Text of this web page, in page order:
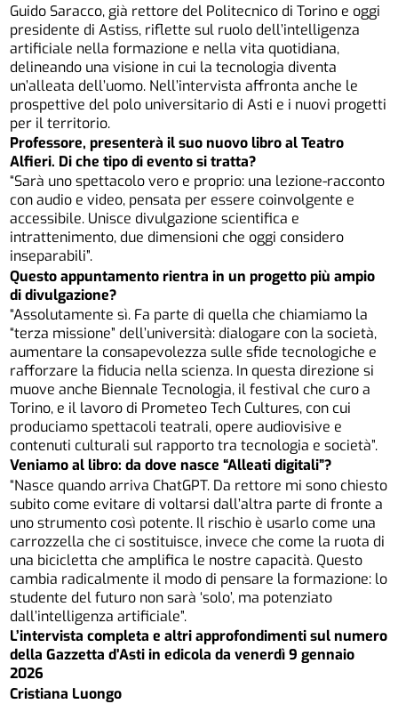
Guido Saracco, già rettore del Politecnico di Torino e oggi
presidente di Astiss, riflette sul ruolo dell’intelligenza
artificiale nella formazione e nella vita quotidiana,
delineando una visione in cui la tecnologia diventa
un’alleata dell’uomo. Nell’intervista affronta anche le
prospettive del polo universitario di Asti e i nuovi progetti
per il territorio.
Professore, presenterà il suo nuovo libro al Teatro
Alfieri. Di che tipo di evento si tratta?
“Sarà uno spettacolo vero e proprio: una lezione-racconto
con audio e video, pensata per essere coinvolgente e
accessibile. Unisce divulgazione scientifica e
intrattenimento, due dimensioni che oggi considero
inseparabili”.
Questo appuntamento rientra in un progetto più ampio
di divulgazione?
“Assolutamente sì. Fa parte di quella che chiamiamo la
“terza missione” dell’università: dialogare con la società,
aumentare la consapevolezza sulle sfide tecnologiche e
rafforzare la fiducia nella scienza. In questa direzione si
muove anche Biennale Tecnologia, il festival che curo a
Torino, e il lavoro di Prometeo Tech Cultures, con cui
produciamo spettacoli teatrali, opere audiovisive e
contenuti culturali sul rapporto tra tecnologia e società”.
Veniamo al libro: da dove nasce “Alleati digitali”?
“Nasce quando arriva ChatGPT. Da rettore mi sono chiesto
subito come evitare di voltarsi dall’altra parte di fronte a
uno strumento così potente. Il rischio è usarlo come una
carrozzella che ci sostituisce, invece che come la ruota di
una bicicletta che amplifica le nostre capacità. Questo
cambia radicalmente il modo di pensare la formazione: lo
studente del futuro non sarà ‘solo’, ma potenziato
dall’intelligenza artificiale”.
L’intervista completa e altri approfondimenti sul numero
della Gazzetta d’Asti in edicola da venerdì 9 gennaio
2026
Cristiana Luongo